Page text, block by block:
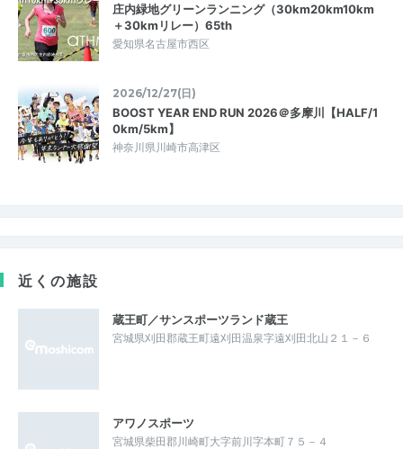
庄内緑地グリーンランニング（30km20km10km
＋30kmリレー）65th
愛知県名古屋市西区
2026/12/27(日)
BOOST YEAR END RUN 2026＠多摩川【HALF/1
0km/5km】
神奈川県川崎市高津区
近くの施設
蔵王町／サンスポーツランド蔵王
宮城県刈田郡蔵王町遠刈田温泉字遠刈田北山２１－６
アワノスポーツ
宮城県柴田郡川崎町大字前川字本町７５－４